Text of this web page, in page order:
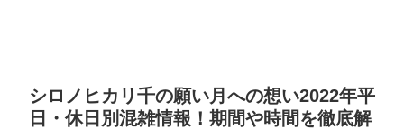
シロノヒカリ千の願い月への想い2022年平
日・休日別混雑情報！期間や時間を徹底解